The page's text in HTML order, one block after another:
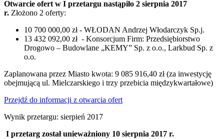
Otwarcie ofert w I przetargu nastąpiło 2 sierpnia 2017
r. Złożono 2 oferty:
10 700 000,00 zł - WŁODAN Andrzej Włodarczyk Sp.j.
13 432 092,00 zł - Konsorcjum Firm: Przedsiębiorstwo
Drogowo – Budowlane „KEMY” Sp. z o.o., Larkbud Sp. z
o.o.
Zaplanowana przez Miasto kwota: 9 085 916,40 zł (za inwestycję
obejmującą ul. Mielczarskiego i trzy przebicia międzykwartałowe)
Przejdź do informacji z otwarcia ofert
Wynik przetargu: sierpień 2017
I przetarg został unieważniony 10 sierpnia 2017 r.